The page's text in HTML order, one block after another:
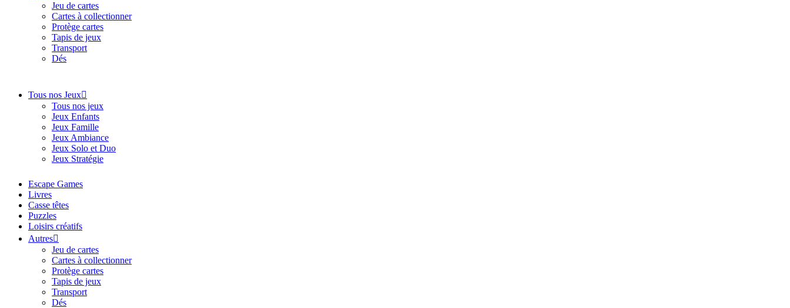
Jeu de cartes
Cartes à collectionner
Protège cartes
Tapis de jeux
Transport
Dés
Tous nos Jeux
Tous nos jeux
Jeux Enfants
Jeux Famille
Jeux Ambiance
Jeux Solo et Duo
Jeux Stratégie
Escape Games
Livres
Casse têtes
Puzzles
Loisirs créatifs
Autres
Jeu de cartes
Cartes à collectionner
Protège cartes
Tapis de jeux
Transport
Dés